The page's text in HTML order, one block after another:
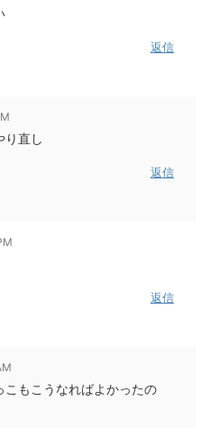
返信
り直し
返信
返信
こもこうなればよかったの